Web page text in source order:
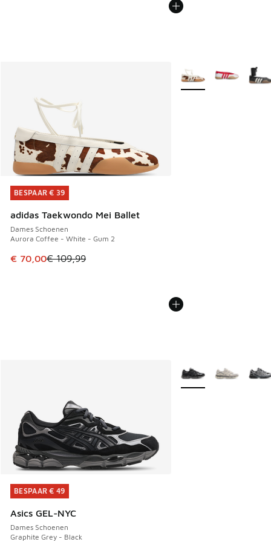
BESPAAR € 39
adidas Taekwondo Mei Ballet
Dames Schoenen
Aurora Coffee - White - Gum 2
Dit artikel is in de uitverkoop. Dit artikel is in de
€ 70,00€ 109,99
BESPAAR € 39
Meer kleuren
BESPAAR € 49
Asics GEL-NYC
Dames Schoenen
Graphite Grey - Black
BESPAAR € 49
Meer kleuren